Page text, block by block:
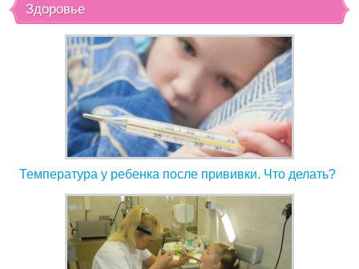
Здоровье
Температура у ребенка после прививки. Что делать?